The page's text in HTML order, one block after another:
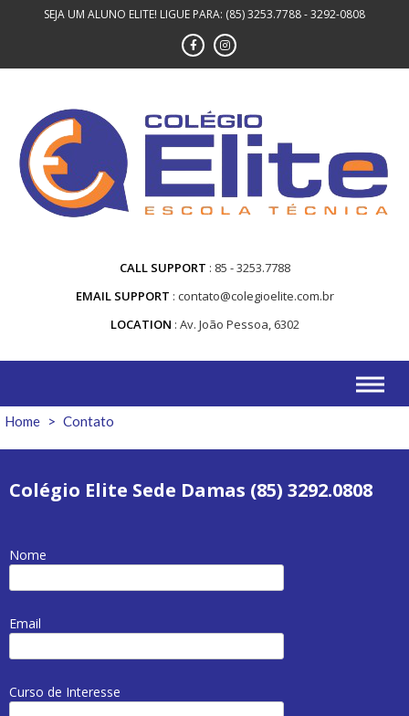
SEJA UM ALUNO ELITE! LIGUE PARA: (85) 3253.7788 - 3292-0808
CALL SUPPORT
85 - 3253.7788
EMAIL SUPPORT contato@colegioelite.com.br
LOCATION Av. João Pessoa, 6302
Home > Contato
Colégio Elite Sede Damas (85) 3292.0808
Nome
Email
Curso de Interesse